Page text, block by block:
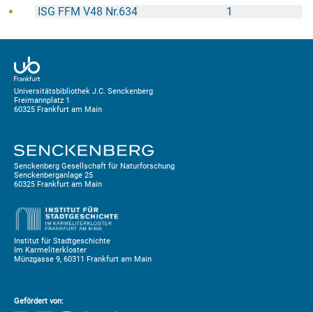
1
ISG FFM V48 Nr.634
Universitätsbibliothek J.C. Senckenberg
Freimannplatz 1
60325 Frankfurt am Main
Senckenberg Gesellschaft für Naturforschung
Senckenberganlage 25
60325 Frankfurt am Main
Institut für Stadtgeschichte
Im Karmeliterkloster
Münzgasse 9, 60311 Frankfurt am Main
Gefördert von: